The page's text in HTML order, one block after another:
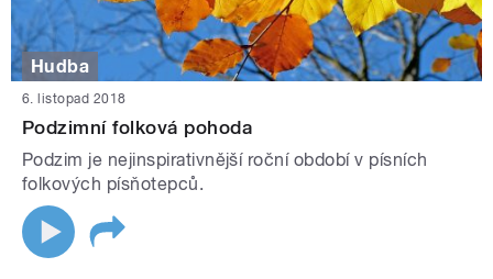
Hudba
6. listopad 2018
Podzimní folková pohoda
Podzim je nejinspirativnější roční období v písních
folkových písňotepců.